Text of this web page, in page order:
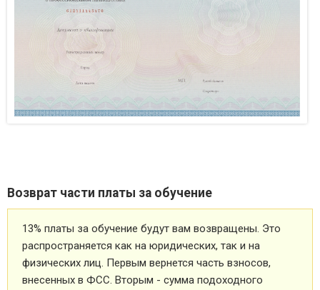
Возврат части платы за обучение
13% платы за обучение будут вам возвращены. Это
распространяется как на юридических, так и на
физических лиц. Первым вернется часть взносов,
внесенных в ФСС. Вторым - сумма подоходного